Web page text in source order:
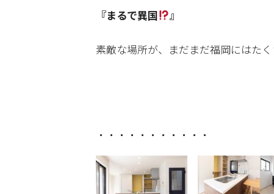
『まるで異国 』
素敵な場所が、まだまだ福岡にはた
・・・・・・・・・・・